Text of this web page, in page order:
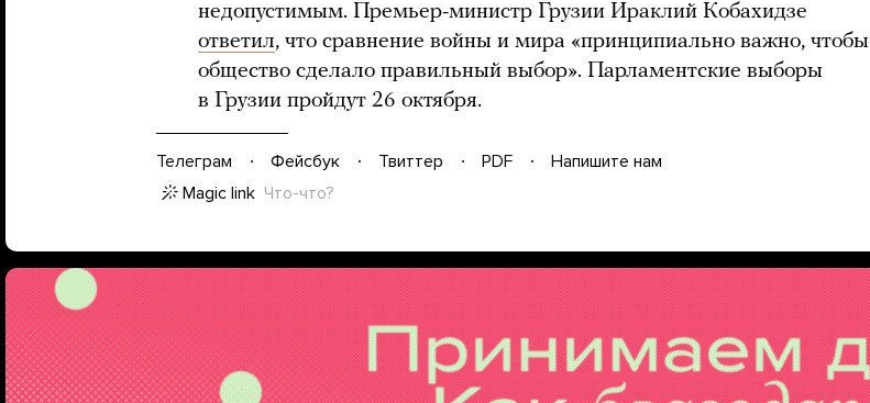
недопустимым. Премьер-министр Грузии Ираклий Кобахидзе
ответил, что сравнение войны и мира «принципиально важно, чтобы
общество сделало правильный выбор». Парламентские выборы
в Грузии пройдут 26 октября.
Телеграм Фейсбук Твиттер PDF
Напишите нам
Magic link Что-что?